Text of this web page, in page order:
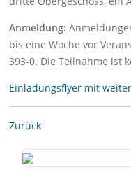
Anmeldung:
bis eine Woche vor
393-0. Die Teilnahme ist
Einladungsflyer mit
Zurück